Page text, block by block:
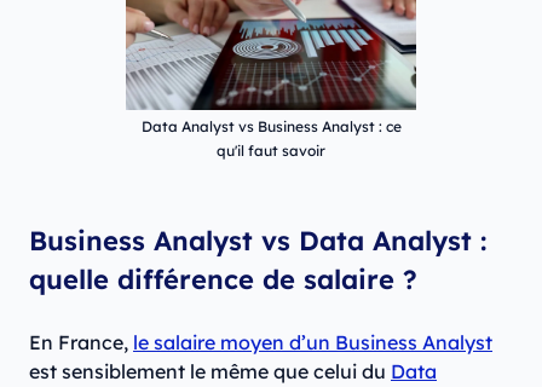
Data Analyst vs Business Analyst : ce
qu'il faut savoir
Business Analyst vs Data Analyst :
quelle différence de salaire ?
En France, le salaire moyen d’un Business Analyst
est sensiblement le même que celui du Data